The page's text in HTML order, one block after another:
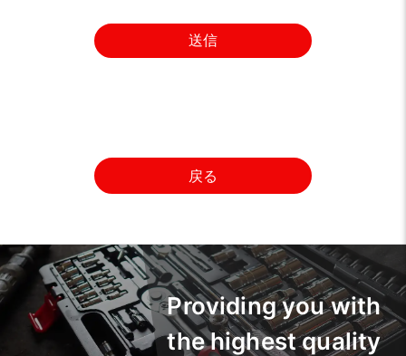
送信
戻る
Providing you with
the highest quality